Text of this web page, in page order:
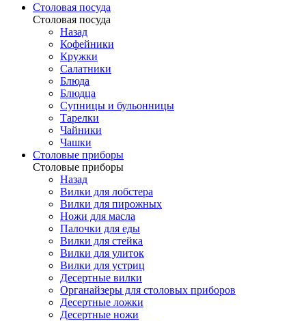
Столовая посуда
Столовая посуда
Назад
Кофейники
Кружки
Салатники
Блюда
Блюдца
Супницы и бульонницы
Тарелки
Чайники
Чашки
Cтоловые приборы
Cтоловые приборы
Назад
Вилки для лобстера
Вилки для пирожных
Ножи для масла
Палочки для еды
Вилки для стейка
Вилки для улиток
Вилки для устриц
Десертные вилки
Органайзеры для столовых приборов
Десертные ложки
Десертные ножи